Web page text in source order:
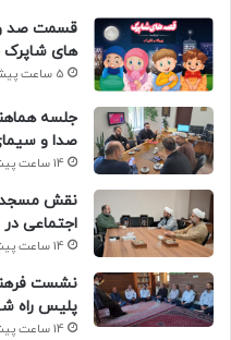
قسمت صد و
های شاپرک
5 ساعت پیش
جلسه
صدا و
14 ساعت پیش
نقش مسجد
اجتماعی در
14 ساعت پیش
نشست
پلیس راه
14 ساعت پیش